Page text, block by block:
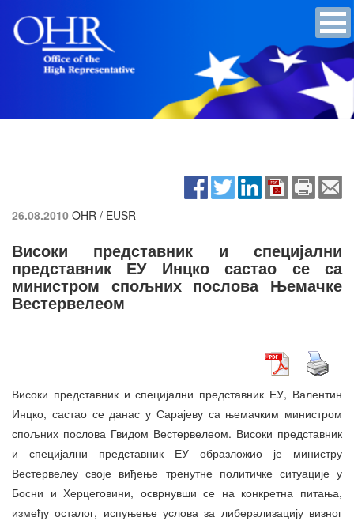
26.08.2010 OHR / EUSR
Високи представник и специјални
представник ЕУ Инцко састао се са
министром спољних послова Њемачке
Вестервелеом
Високи представник и специјални представник ЕУ, Валентин
Инцко, састао се данас у Сарајеву са њемачким министром
спољних послова Гвидом Вестервелеом. Високи представник
и специјални представник ЕУ образложио је министру
Вестервелеу своје виђење тренутне политичке ситуације у
Босни и Херцеговини, осврнувши се на конкретна питања,
између осталог, испуњење услова за либерализацију визног